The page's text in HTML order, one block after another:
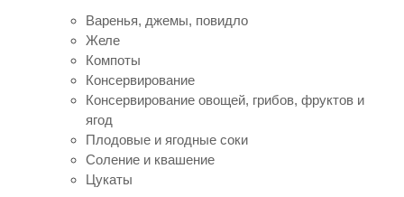
Варенья, джемы, повидло
Желе
Компоты
Консервирование
Консервирование овощей, грибов, фруктов и
ягод
Плодовые и ягодные соки
Соление и квашение
Цукаты